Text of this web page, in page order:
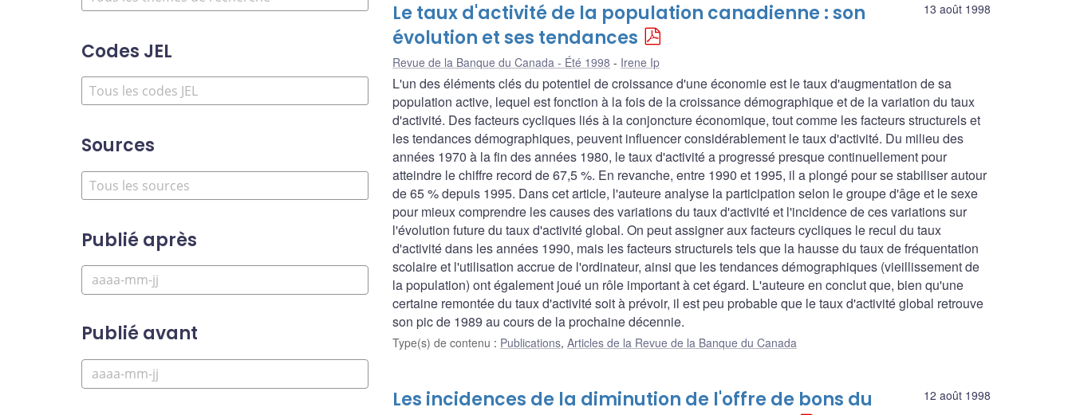
Codes JEL
Sources
Publié après
Publié avant
13 août 1998
Le taux d'activité de la population canadienne : son
évolution et ses tendances
Revue de la Banque du Canada - Été 1998 Irene Ip
L'un des éléments clés du potentiel de croissance d'une économie est le taux d'augmentation de sa
population active, lequel est fonction à la fois de la croissance démographique et de la variation du taux
d'activité. Des facteurs cycliques liés à la conjoncture économique, tout comme les facteurs structurels et
les tendances démographiques, peuvent influencer considérablement le taux d'activité. Du milieu des
années 1970 à la fin des années 1980, le taux d'activité a progressé presque continuellement pour
atteindre le chiffre record de 67,5 %. En revanche, entre 1990 et 1995, il a plongé pour se stabiliser autour
de 65 % depuis 1995. Dans cet article, l'auteure analyse la participation selon le groupe d'âge et le sexe
pour mieux comprendre les causes des variations du taux d'activité et l'incidence de ces variations sur
l'évolution future du taux d'activité global. On peut assigner aux facteurs cycliques le recul du taux
d'activité dans les années 1990, mais les facteurs structurels tels que la hausse du taux de fréquentation
scolaire et l'utilisation accrue de l'ordinateur, ainsi que les tendances démographiques (vieillissement de
la population) ont également joué un rôle important à cet égard. L'auteure en conclut que, bien qu'une
certaine remontée du taux d'activité soit à prévoir, il est peu probable que le taux d'activité global retrouve
son pic de 1989 au cours de la prochaine décennie.
Type(s) de contenu : Publications, Articles de la Revue de la Banque du Canada
12 août 1998
Les incidences de la diminution de l'offre de bons du